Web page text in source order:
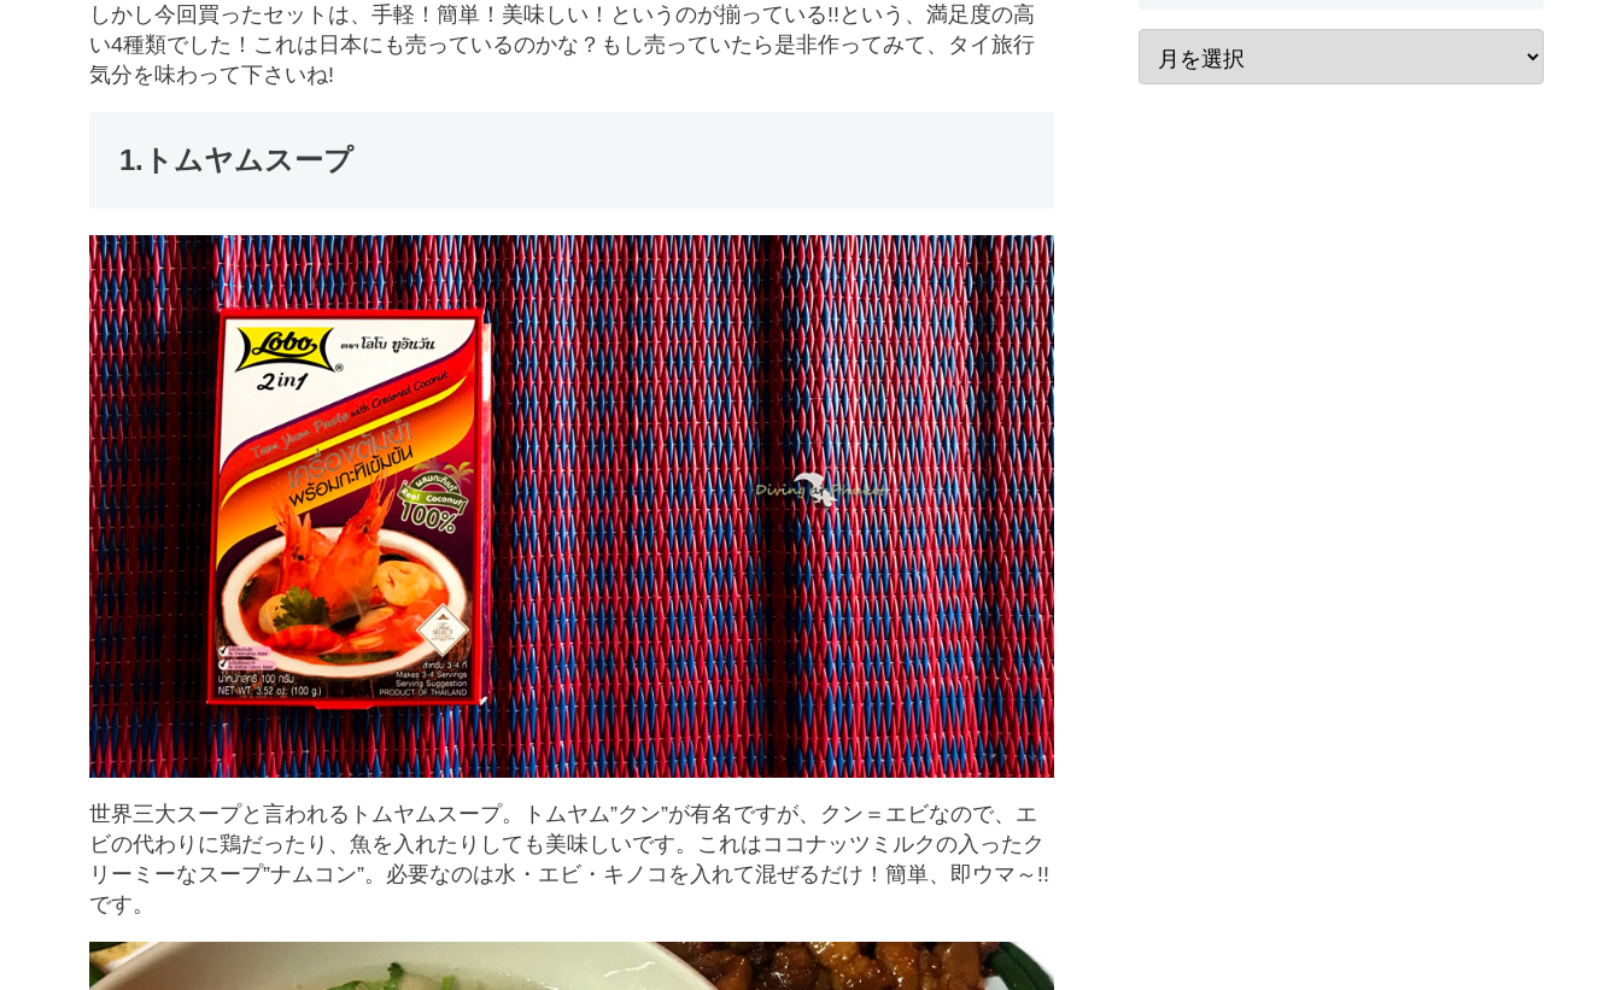
しかし今回買ったセットは、手軽！簡単！美味しい！というのが揃っている!!という、満足度の高
い4種類でした！これは日本にも売っているのかな？もし売っていたら是非作ってみて、タイ旅行
気分を味わって下さいね!
1.トムヤムスープ
世界三大スープと言われるトムヤムスープ。トムヤム”クン”が有名ですが、クン＝エビなので、エ
ビの代わりに鶏だったり、魚を入れたりしても美味しいです。これはココナッツミルクの入ったク
リーミーなスープ”ナムコン”。必要なのは水・エビ・キノコを入れて混ぜるだけ！簡単、即ウマ～!!
です。